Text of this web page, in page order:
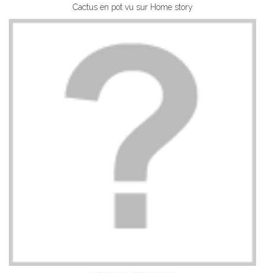
Cactus en pot vu sur Home story